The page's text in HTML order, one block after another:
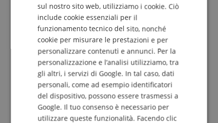
5 Stelle
18
4 Stelle
3 Stelle
0
2 Stelle
0
1 Stella
0
La revisione delle valutazioni è stata effettuata
come segue: Solo i clienti registrati nel nostro
negozio online e che hanno effettivamente
acquistato il prodotto da noi possono inviare una
valutazione per l'articolo nel conto cliente.
ITALIAN
SPANISH
sul nostro sito web, utilizziamo i cookie. Ciò
include cookie essenziali per il
funzionamento tecnico del sito, nonché
cookie per misurare le prestazioni e per
personalizzare contenuti e annunci. Per la
personalizzazione e l’analisi utilizziamo, tra
gli altri, i servizi di Google. In tal caso, dati
personali, come ad esempio identificatori
del dispositivo, possono essere trasmessi a
Google. Il tuo consenso è necessario per
utilizzare queste funzionalità. Facendo clic